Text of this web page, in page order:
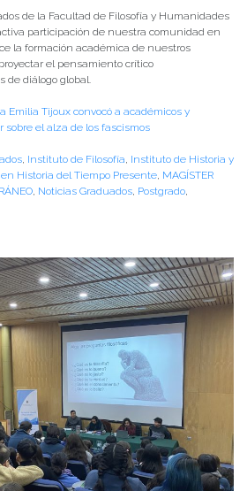
de la Facultad de Filosofía y Humanidades
participación de nuestra comunidad en
la formación académica de nuestros
el pensamiento crítico
de diálogo global.
, Instituto de Filosofía, Instituto de Historia y
Historia del Tiempo Presente, MAGÍSTER
, Noticias Graduados, Postgrado,